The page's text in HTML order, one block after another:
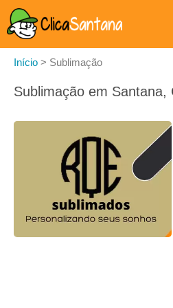
Início > Sublimação
Sublimação em Santana,